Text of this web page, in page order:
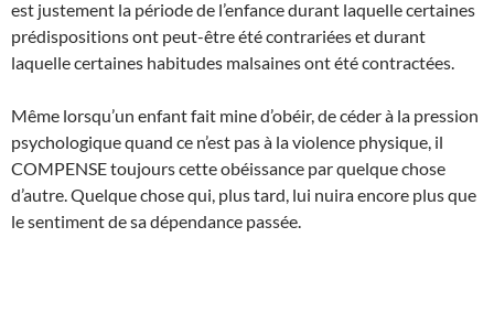
est justement la période de l’enfance durant laquelle certaines
prédispositions ont peut-être été contrariées et durant
laquelle certaines habitudes malsaines ont été contractées.
Même lorsqu’un enfant fait mine d’obéir, de céder à la pression
psychologique quand ce n’est pas à la violence physique, il
COMPENSE toujours cette obéissance par quelque chose
d’autre. Quelque chose qui, plus tard, lui nuira encore plus que
le sentiment de sa dépendance passée.